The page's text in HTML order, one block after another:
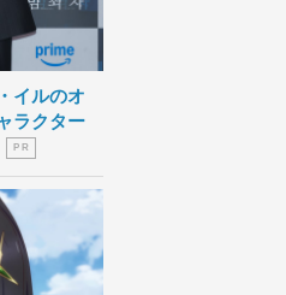
イルのオ
ラクター
P R